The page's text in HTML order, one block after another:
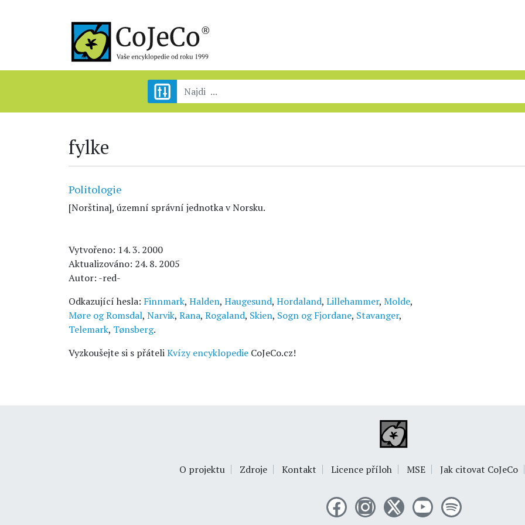
fylke
Politologie
[Norština], územní správní jednotka v Norsku.
Vytvořeno: 14. 3. 2000
Aktualizováno: 24. 8. 2005
Autor: -red-
Odkazující hesla: Finnmark, Halden, Haugesund, Hordaland, Lillehammer, Molde,
Møre og Romsdal, Narvik, Rana, Rogaland, Skien, Sogn og Fjordane, Stavanger,
Telemark, Tønsberg.
Vyzkoušejte si s přáteliKvízy encyklopedie CoJeCo.cz!
O projektu Zdroje Kontakt Licence příloh MSE Jak citovat CoJeCo